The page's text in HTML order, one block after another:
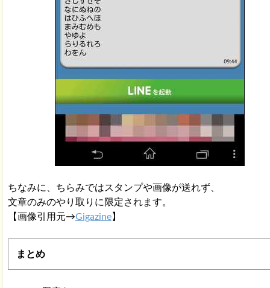
ちなみに、ちらみではスタンプや画像が送れず、
文章のみのやり取りに限定されます。
【画像引用元→Gigazine】
まとめ